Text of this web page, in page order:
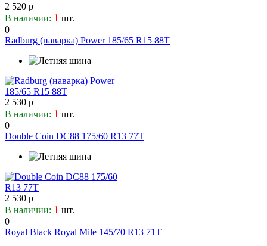
Rotalla
Royal Black
Rydanz
Saffiro
Sailun
Samama
Satoya
Sava
Sonar
Sumaxx
Sumitomo
Sunfull
Sunny
Superia
Taurus
2 520 р
В наличии: 1 шт.
0
Radburg (наварка) Power 185/65 R15 88T
2 530 р
В наличии: 1 шт.
0
Double Coin DC88 175/60 R13 77T
2 530 р
В наличии: 1 шт.
0
Royal Black Royal Mile 145/70 R13 71T